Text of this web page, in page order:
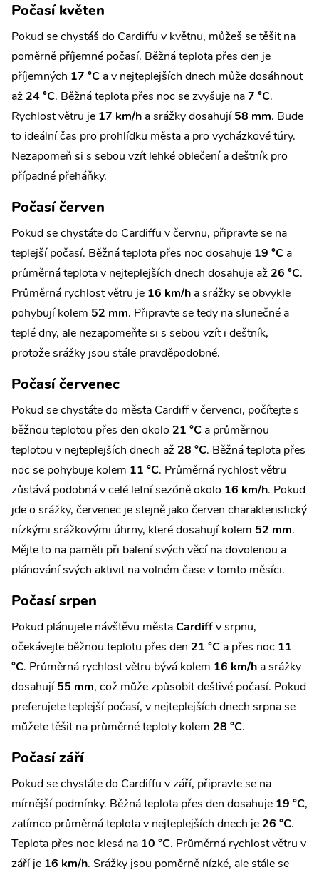
Počasí květen
Pokud se chystáš do Cardiffu v květnu, můžeš se těšit na
poměrně příjemné počasí. Běžná teplota přes den je
příjemných 17 °C a v nejteplejších dnech může dosáhnout
až 24 °C. Běžná teplota přes noc se zvyšuje na7 °C.
Rychlost větru je 17 km/h a srážky dosahují58 mm. Bude
to ideální čas pro prohlídku města a pro vycházkové túry.
Nezapomeň si s sebou vzít lehké oblečení a deštník pro
případné přeháňky.
Počasí červen
Pokud se chystáte do Cardiffu v červnu, připravte se na
teplejší počasí. Běžná teplota přes noc dosahuje 19 °C a
průměrná teplota v nejteplejších dnech dosahuje až 26 °C.
Průměrná rychlost větru je 16 km/h a srážky se obvykle
pohybují kolem 52 mm. Připravte se tedy na slunečné a
teplé dny, ale nezapomeňte si s sebou vzít i deštník,
protože srážky jsou stále pravděpodobné.
Počasí červenec
Pokud se chystáte do města Cardiff v červenci, počítejte s
běžnou teplotou přes den okolo 21 °C a průměrnou
teplotou v nejteplejších dnech až 28 °C. Běžná teplota přes
noc se pohybuje kolem 11 °C. Průměrná rychlost větru
zůstává podobná v celé letní sezóně okolo 16 km/h. Pokud
jde o srážky, červenec je stejně jako červen charakteristický
nízkými srážkovými úhrny, které dosahují kolem 52 mm.
Mějte to na paměti při balení svých věcí na dovolenou a
plánování svých aktivit na volném čase v tomto měsíci.
Počasí srpen
Pokud plánujete návštěvu městaCardiffv srpnu,
očekávejte běžnou teplotu přes den 21 °C a přes noc 11
°C. Průměrná rychlost větru bývá kolem 16 km/h a srážky
dosahují55 mm, což může způsobit deštivé počasí. Pokud
preferujete teplejší počasí, v nejteplejších dnech srpna se
můžete těšit na průměrné teploty kolem 28 °C.
Počasí září
Pokud se chystáte do Cardiffu v září, připravte se na
mírnější podmínky. Běžná teplota přes den dosahuje 19 °C,
zatímco průměrná teplota v nejteplejších dnech je 26 °C.
Teplota přes noc klesá na 10 °C. Průměrná rychlost větru v
září je 16 km/h. Srážky jsou poměrně nízké, ale stále se